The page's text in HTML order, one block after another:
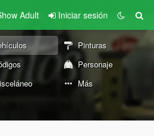
Adult Iniciar sesión
Pinturas
Personaje
Más